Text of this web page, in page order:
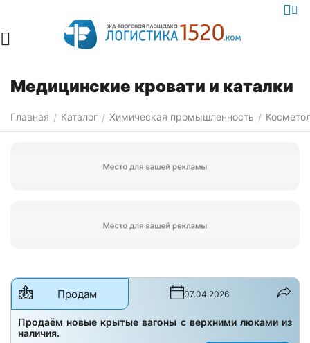
Медицинские кровати и каталки
Главная / Каталог / Химическая промышленность /
Продам 07.04.2026
Продаём новые крытые вагоны с верхними люками из
наличия.